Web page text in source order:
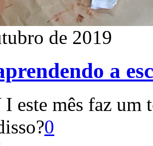
de 2019
a
este mês faz um
0